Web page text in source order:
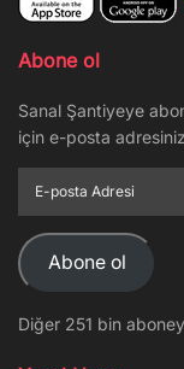
Abone ol
Sanal Şantiyeye
için e-posta
posta
Adresi
Abone ol
Diğer 251 bin